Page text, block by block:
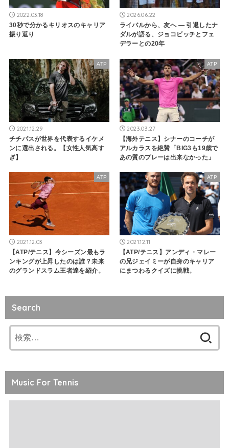
2022.03.18
30秒で分かるキリオスのキャリア
振り返り
2026.06.22
ライバルから、友へ ― 引退したナ
ダルが語る、ジョコビッチとフェ
デラーとの20年
ATP
2021.12.29
チチパスが世界を代表するイケメ
ンに選出される。【女性人気高す
ぎ】
ATP
2023.03.27
【海外テニス】シナーのコーチが
アルカラスを絶賛「BIG3も19歳で
あの質のプレーは出来なかった」
ATP
2021.12.03
【ATP/テニス】今シーズン最もラ
ンキングが上昇したのは誰？未来
のグランドスラム王者達を紹介。
ATP
2021.12.11
【ATP/テニス】アンディ・マレー
の兄ジェイミーが自身のキャリア
にまつわるクイズに挑戦。
Search
索:
Music For Tennis